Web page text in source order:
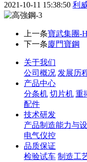
2021-10-11 15:38:50 利
上一条寶武集團-H
下一条廈門寶鋼
关于我们
公司概况 发展历
产品中心
分条机 切片机 重
配件
技术研发
产品制造能力与
电气仪控
品质保证
检验试车 制造工